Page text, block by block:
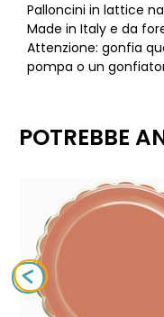
Palloncini in lattice
Made in Italy e da
Attenzione: gonfia
pompa o un
POTREBBE